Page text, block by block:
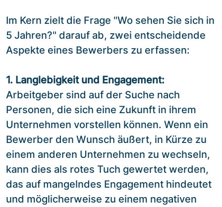
Im Kern zielt die Frage "Wo sehen Sie sich in
5 Jahren?" darauf ab, zwei entscheidende
Aspekte eines Bewerbers zu erfassen:
1. Langlebigkeit und Engagement:
Arbeitgeber sind auf der Suche nach
Personen, die sich eine Zukunft in ihrem
Unternehmen vorstellen können. Wenn ein
Bewerber den Wunsch äußert, in Kürze zu
einem anderen Unternehmen zu wechseln,
kann dies als rotes Tuch gewertet werden,
das auf mangelndes Engagement hindeutet
und möglicherweise zu einem negativen